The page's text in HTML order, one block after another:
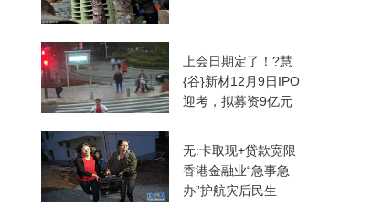
上会日期定了！?慧
{谷}新材12月9日IPO
迎考，拟募资9亿元
无:卡取现+贷款宽限
香港金融业“急事急
办”护航灾后民生